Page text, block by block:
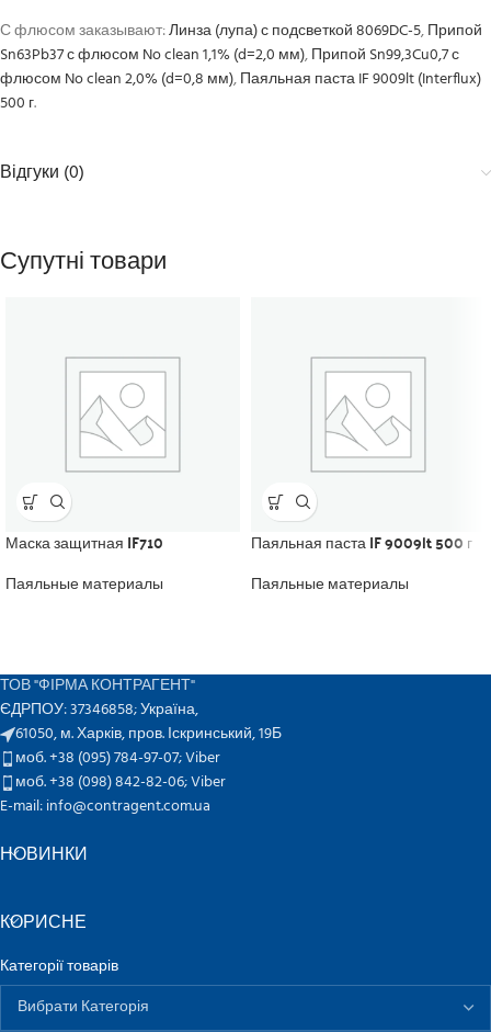
С флюсом заказывают:Линза (лупа) с подсветкой 8069DC-5,Припой
Sn63Pb37 с флюсом No clean 1,1% (d=2,0 мм),Припой Sn99,3Cu0,7 с
флюсом No clean 2,0% (d=0,8 мм),Паяльная паста IF 9009lt (Interflux)
500 г.
Відгуки (0)
Супутні товари
Маска защитная IF710
Паяльные материалы
Паяльная паста IF 9009lt 500 г
Паяльные материалы
ТОВ "ФІРМА КОНТРАГЕНТ"
ЄДРПОУ: 37346858; Україна,
61050, м. Харків, пров. Іскринський, 19Б
моб. +38 (095) 784-97-07;Viber
моб. +38 (098) 842-82-06;Viber
E-mail: info@contragent.com.ua
НОВИНКИ
КОРИСНЕ
Категорії товарів